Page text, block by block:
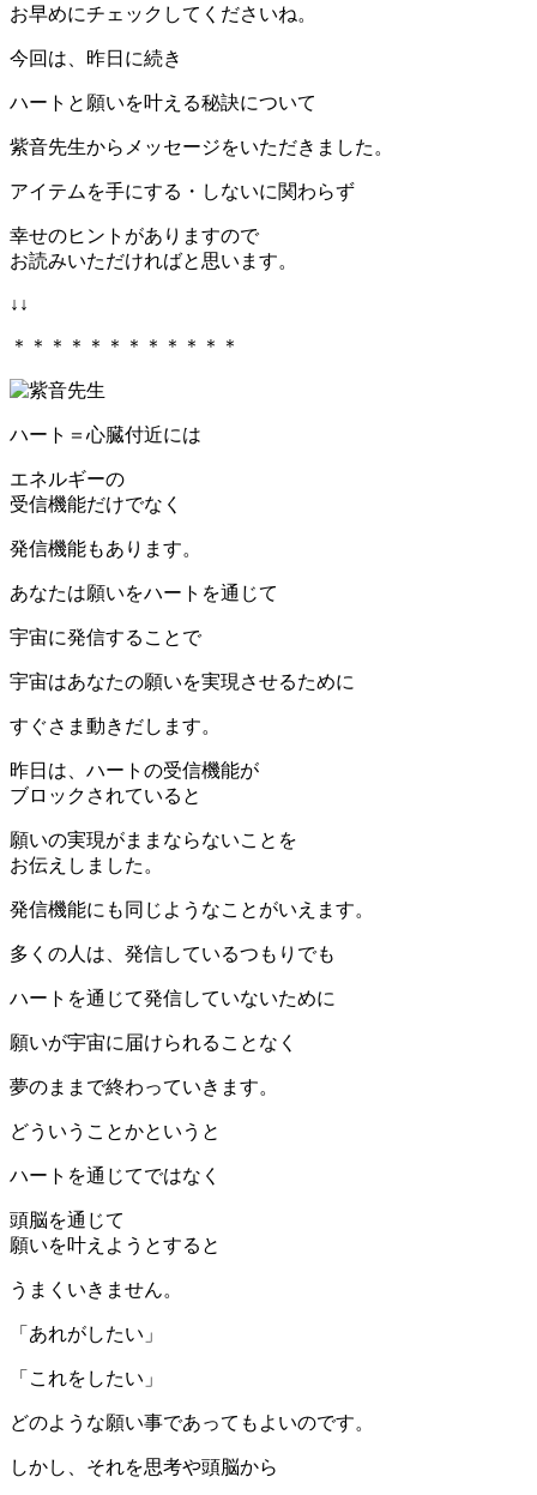
お早めにチェックしてくださいね。
今回は、昨日に続き
ハートと願いを叶える秘訣について
紫音先生からメッセージをいただきました。
アイテムを手にする・しないに関わらず
幸せのヒントがありますので
お読みいただければと思います。
↓↓
＊＊＊＊＊＊＊＊＊＊＊＊
ハート＝心臓付近には
エネルギーの
受信機能だけでなく
発信機能もあります。
あなたは願いをハートを通じて
宇宙に発信することで
宇宙はあなたの願いを実現させるために
すぐさま動きだします。
昨日は、ハートの受信機能が
ブロックされていると
願いの実現がままならないことを
お伝えしました。
発信機能にも同じようなことがいえます。
多くの人は、発信しているつもりでも
ハートを通じて発信していないために
願いが宇宙に届けられることなく
夢のままで終わっていきます。
どういうことかというと
ハートを通じてではなく
頭脳を通じて
願いを叶えようとすると
うまくいきません。
「あれがしたい」
「これをしたい」
どのような願い事であってもよいのです。
しかし、それを思考や頭脳から